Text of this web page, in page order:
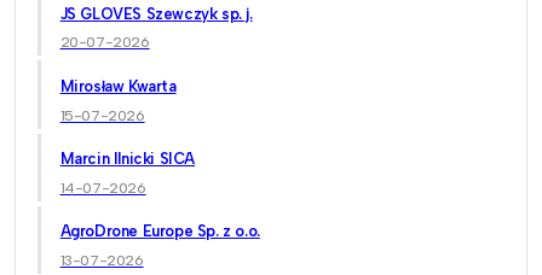
JS GLOVES Szewczyk sp. j.
20-07-2026
Mirosław Kwarta
15-07-2026
Marcin Ilnicki SICA
14-07-2026
AgroDrone Europe Sp. z o.o.
13-07-2026